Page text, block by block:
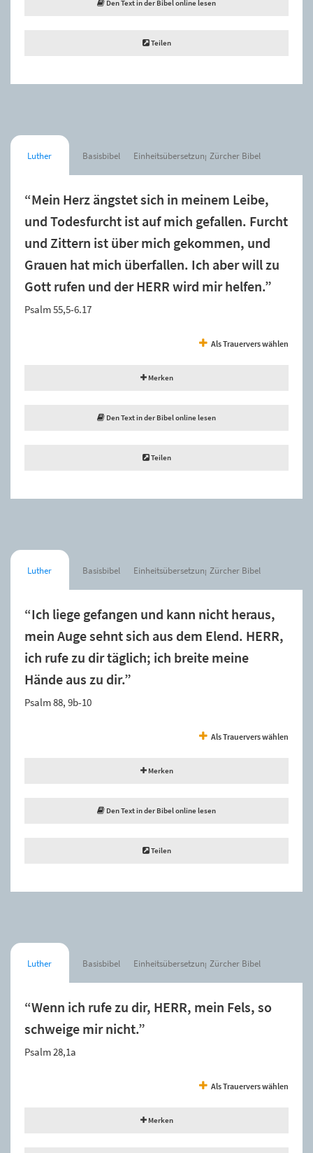
Den Text in der Bibel online lesen
Teilen
Luther Basisbibel Einheitsübersetzung Zürcher Bibel
“Mein Herz ängstet sich in meinem Leibe,
und Todesfurcht ist auf mich gefallen. Furcht
und Zittern ist über mich gekommen, und
Grauen hat mich überfallen. Ich aber will zu
Gott rufen und der HERR wird mir helfen.”
Psalm 55,5-6.17
Als Trauervers wählen
Merken
Den Text in der Bibel online lesen
Teilen
Luther Basisbibel Einheitsübersetzung Zürcher Bibel
“Ich liege gefangen und kann nicht heraus,
mein Auge sehnt sich aus dem Elend. HERR,
ich rufe zu dir täglich; ich breite meine
Hände aus zu dir.”
Psalm 88, 9b-10
Als Trauervers wählen
Merken
Den Text in der Bibel online lesen
Teilen
Luther Basisbibel Einheitsübersetzung Zürcher Bibel
“Wenn ich rufe zu dir, HERR, mein Fels, so
schweige mir nicht.”
Psalm 28,1a
Als Trauervers wählen
Merken